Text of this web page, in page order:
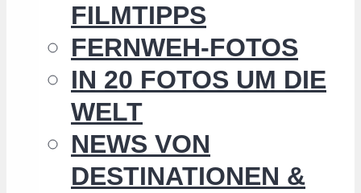
FILMTIPPS
FERNWEH-FOTOS
IN 20 FOTOS UM DIE
WELT
NEWS VON
DESTINATIONEN &